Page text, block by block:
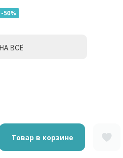
-50%
НА ВСЁ
Товар в корзине